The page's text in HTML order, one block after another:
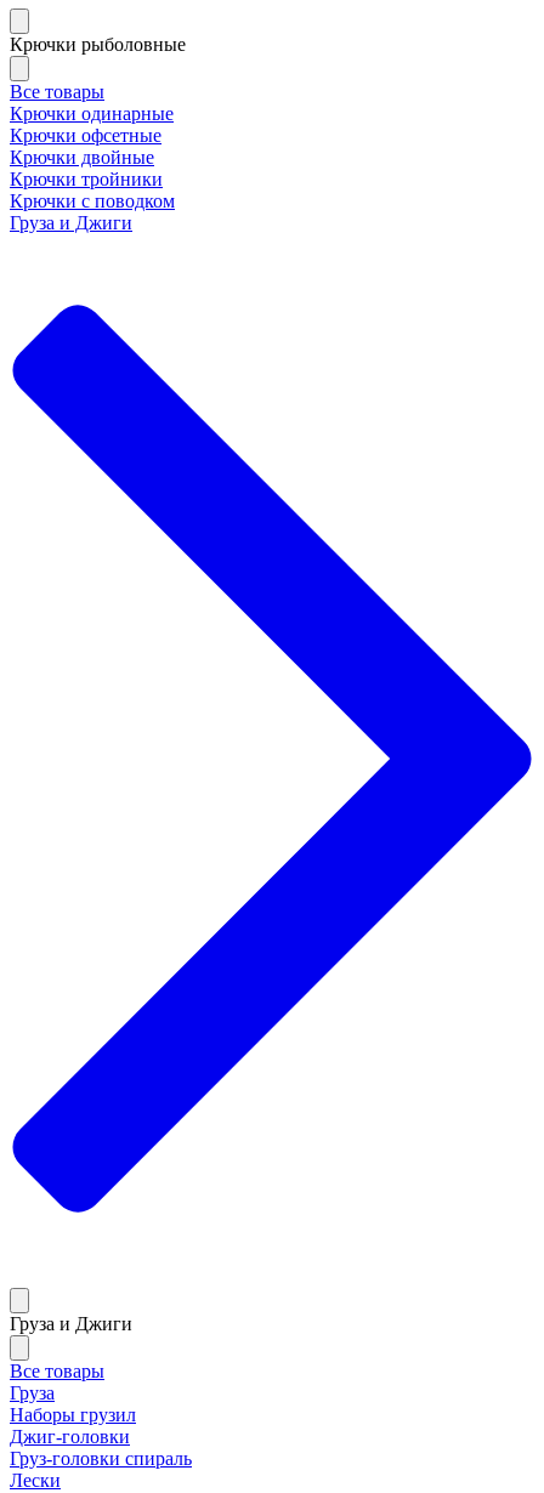
Крючки рыболовные
Все товары
Крючки одинарные
Крючки офсетные
Крючки двойные
Крючки тройники
Крючки с поводком
Груза и Джиги
Груза и Джиги
Все товары
Груза
Наборы грузил
Джиг-головки
Груз-головки спираль
Лески